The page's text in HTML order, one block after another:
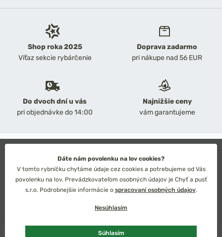
Shop roka 2025
Víťaz sekcie rybárčenie
Doprava zadarmo
pri nákupe nad 56 EUR
Do dvoch dní u vás
pri objednávke do 14:00
Najnižšie ceny
vám garantujeme
Obchodné podmienky
Ochrana osobných údajov
Technické riešenie: Simplia s.r.o.
Strategický dizajn: Petr Široký
Dáte nám povolenku na lov cookies?
V tomto rybníčku chytáme údaje cez cookies a potrebujeme od Vás
povolenku na lov. Prevádzkovateľom osobných údajov je Chyť a pusť
s.r.o. Podrobnejšie informácie o spracovaní osobných údajov.
Nesúhlasím
Súhlasím